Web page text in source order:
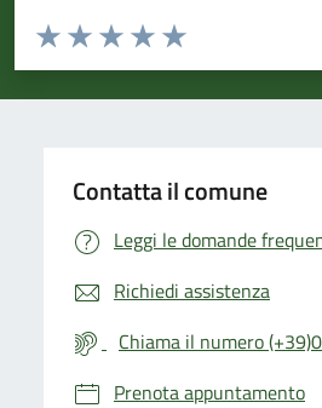
Valuta da 1 a 5 stelle la pagina
Valuta 5 stelle su 5
Valuta 4 stelle su 5
Valuta 3 stelle su 5
Valuta 2 stelle su 5
Valuta 1 stelle su 5
Contatta il comune
Leggi le domande
Richiedi assistenza
Chiama il numero
Prenota appuntamento